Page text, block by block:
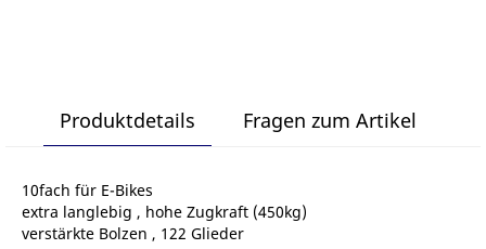
Produktdetails Fragen zum Artikel
10fach für E-Bikes
extra langlebig , hohe Zugkraft (450kg)
verstärkte Bolzen , 122 Glieder